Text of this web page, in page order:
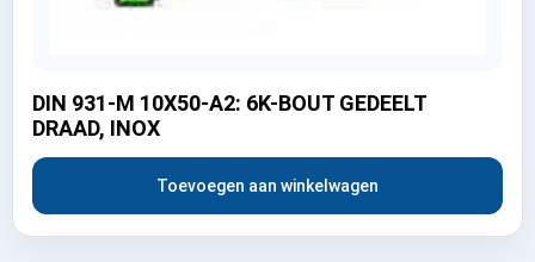
DIN 931-M 10X50-A2: 6K-BOUT GEDEELT
DRAAD, INOX
Toevoegen aan winkelwagen